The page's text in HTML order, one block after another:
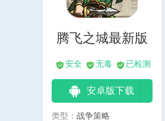
腾飞之城最新版
安全 无毒 已检测
安卓版下载
类型： 战争策略